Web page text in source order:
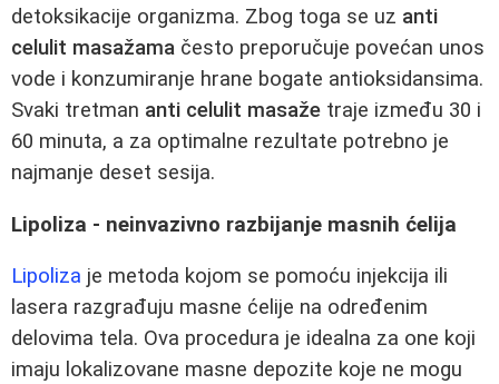
detoksikacije organizma. Zbog toga se uz anti
celulit masažama često preporučuje povećan unos
vode i konzumiranje hrane bogate antioksidansima.
Svaki tretman anti celulit masaže traje između 30 i
60 minuta, a za optimalne rezultate potrebno je
najmanje deset sesija.
Lipoliza - neinvazivno razbijanje masnih ćelija
Lipoliza je metoda kojom se pomoću injekcija ili
lasera razgrađuju masne ćelije na određenim
delovima tela. Ova procedura je idealna za one koji
imaju lokalizovane masne depozite koje ne mogu